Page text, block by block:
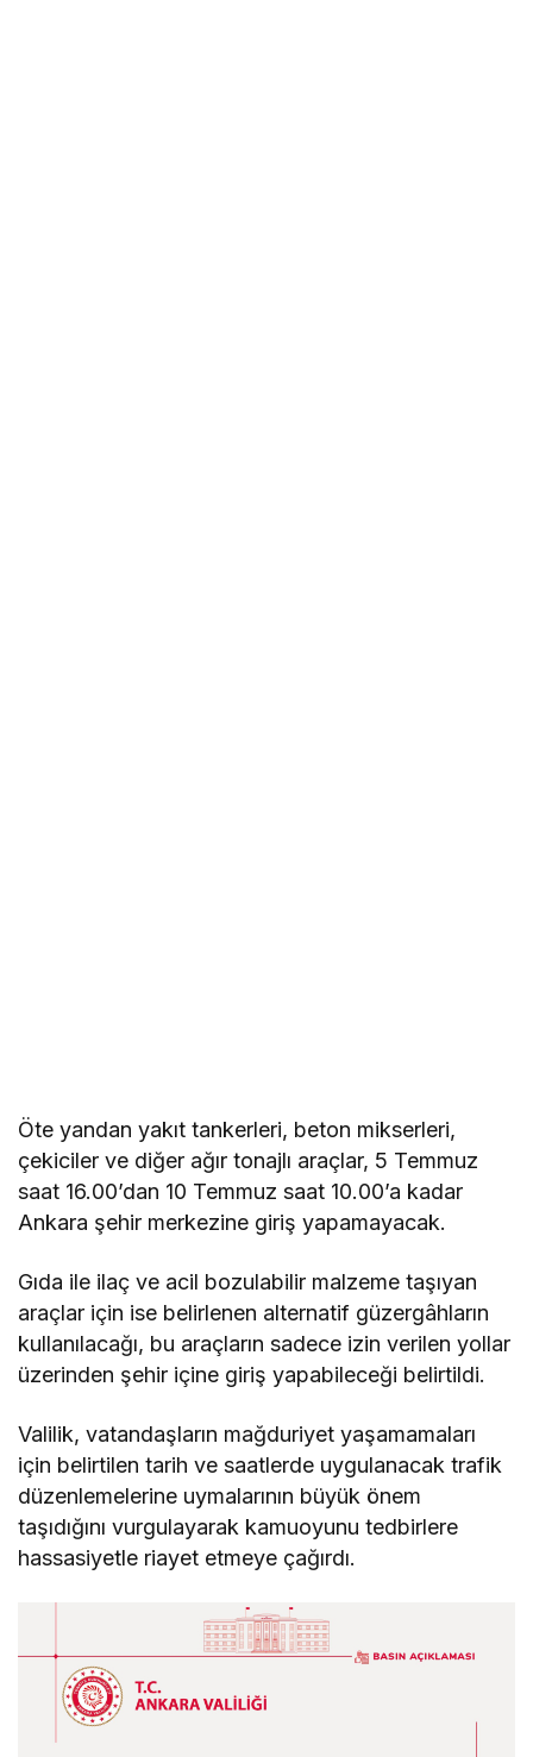
Öte yandan yakıt tankerleri, beton mikserleri,
çekiciler ve diğer ağır tonajlı araçlar, 5 Temmuz
saat 16.00’dan 10 Temmuz saat 10.00’a kadar
Ankara şehir merkezine giriş yapamayacak.
Gıda ile ilaç ve acil bozulabilir malzeme taşıyan
araçlar için ise belirlenen alternatif güzergâhların
kullanılacağı, bu araçların sadece izin verilen yollar
üzerinden şehir içine giriş yapabileceği belirtildi.
Valilik, vatandaşların mağduriyet yaşamamaları
için belirtilen tarih ve saatlerde uygulanacak trafik
düzenlemelerine uymalarının büyük önem
taşıdığını vurgulayarak kamuoyunu tedbirlere
hassasiyetle riayet etmeye çağırdı.